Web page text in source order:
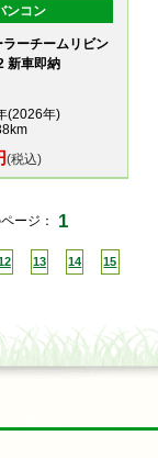
ンコン
ーチームリビン
新車即納
(2026年)
(税込)
ージ： 1
13 14 15